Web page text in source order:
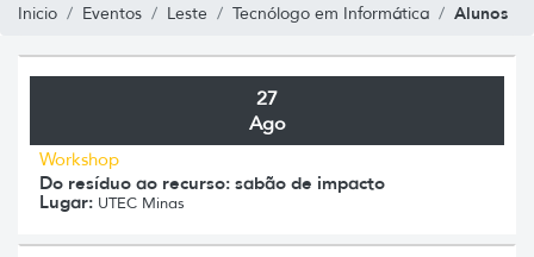
Inicio Eventos Leste Tecnólogo em Informática Alunos
27
Ago
Workshop
Do resíduo ao recurso: sabão de impacto
Lugar: UTEC Minas